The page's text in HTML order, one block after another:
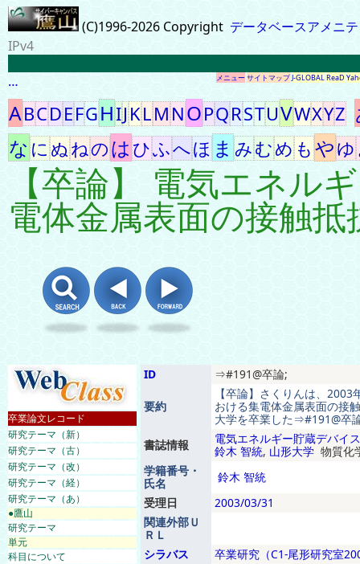
(C)1996-2026 Copyright データベースアメニ
IPv4
…
メニューサイトマップJ-GLOBALReaD
ABCDEFGHIJ KLM NOPQRSTUVWXYZ
な に ぬ ねのは ひふへほ ま みむめ も やゆ
【卒論】 電気エネル
電体金属表面の接触抵
卒業論文レコード
研究テーマ（新）
研究テーマ（古）
研究テーマ（改）
研究テーマ（経）
研究テーマ（あ）
●鷹山
研究テーマ
単元
科目について
ID ⇒#191@卒論;
要約
【卒論】さくりんは、
おける集電体金属表面の接
大学を卒業した⇒#191@卒
書誌情報
電気エネルギー貯蔵デバイ
鈴木 智統, 山形大学 物質化
学籍番号・
氏名
鈴木 智統
受理日
2003/03/31
関連外部Ｕ
ＲＬ
シラバス
卒業研究（C1-尾形研究室